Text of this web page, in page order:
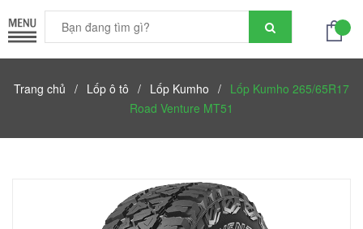
Trang chủ / Lốp ô tô / Lốp Kumho / Lốp Kumho 265/65R17
Road Venture MT51